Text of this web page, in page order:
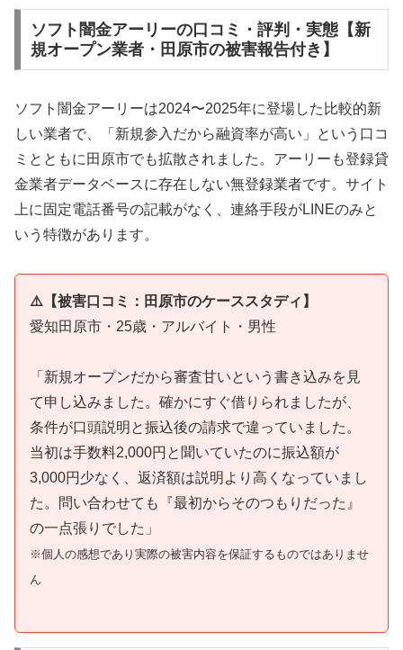
ソフト闇金アーリーの口コミ・評判・実態【新
規オープン業者・田原市の被害報告付き】
ソフト闇金アーリーは2024〜2025年に登場した比較的新
しい業者で、「新規参入だから融資率が高い」という口コ
ミとともに田原市でも拡散されました。アーリーも登録貸
金業者データベースに存在しない無登録業者です。サイト
上に固定電話番号の記載がなく、連絡手段がLINEのみと
いう特徴があります。
⚠️【被害口コミ：田原市のケーススタディ】
愛知田原市・25歳・アルバイト・男性
「新規オープンだから審査甘いという書き込みを見
て申し込みました。確かにすぐ借りられましたが、
条件が口頭説明と振込後の請求で違っていました。
当初は手数料2,000円と聞いていたのに振込額が
3,000円少なく、返済額は説明より高くなっていまし
た。問い合わせても『最初からそのつもりだった』
の一点張りでした」
※個人の感想であり実際の被害内容を保証するものではありませ
ん